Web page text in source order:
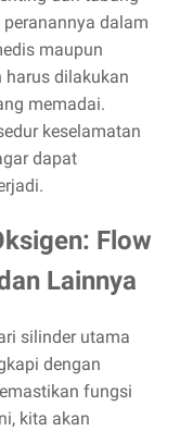
dalam
maupun
harus dilakukan
memadai.
keselamatan
dapat
Flow
Lainnya
silinder utama
dengan
fungsi
kita akan